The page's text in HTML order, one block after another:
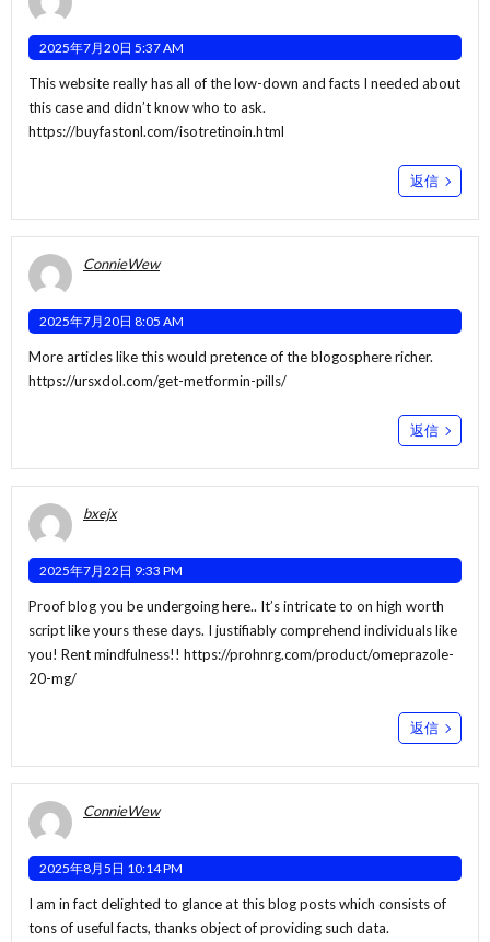
2025年7月20日 5:37 AM
This website really has all of the low-down and facts I needed about
this case and didn’t know who to ask.
https://buyfastonl.com/isotretinoin.html
返信
ConnieWew
2025年7月20日 8:05 AM
More articles like this would pretence of the blogosphere richer.
https://ursxdol.com/get-metformin-pills/
返信
bxejx
2025年7月22日 9:33 PM
Proof blog you be undergoing here.. It’s intricate to on high worth
script like yours these days. I justifiably comprehend individuals like
you! Rent mindfulness!! https://prohnrg.com/product/omeprazole-
20-mg/
返信
ConnieWew
2025年8月5日 10:14 PM
I am in fact delighted to glance at this blog posts which consists of
tons of useful facts, thanks object of providing such data.